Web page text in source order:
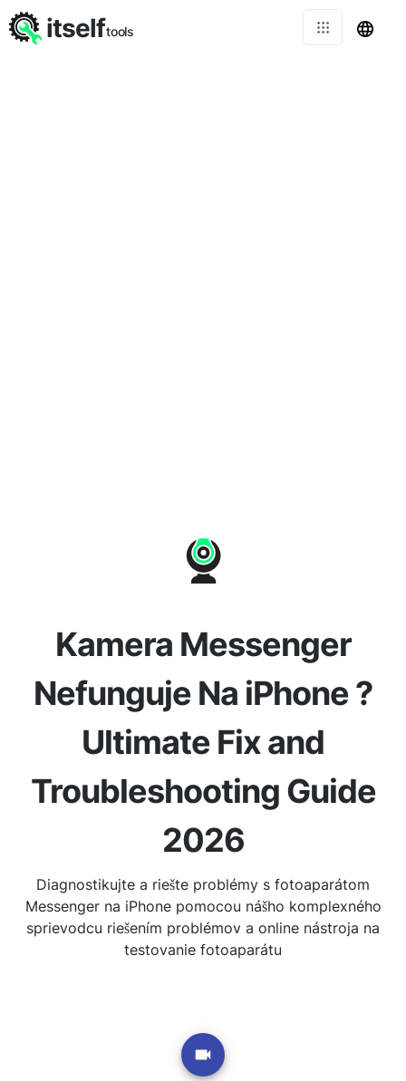
Kamera Messenger
Nefunguje Na iPhone ?
Ultimate Fix and
Troubleshooting Guide
2026
Diagnostikujte a riešte problémy s fotoaparátom
Messenger na iPhone pomocou nášho komplexného
sprievodcu riešením problémov a online nástroja na
testovanie fotoaparátu
itselftools